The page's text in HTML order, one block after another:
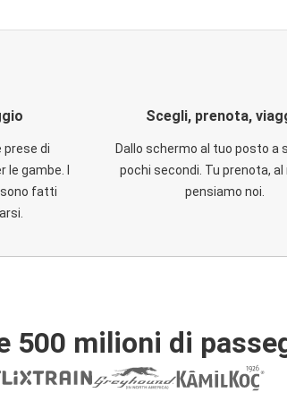
prese di
gambe. I
fatti
Scegli, prenota,
Dallo schermo al tuo posto a
pochi secondi. Tu prenota,
pensiamo noi.
500 milioni di